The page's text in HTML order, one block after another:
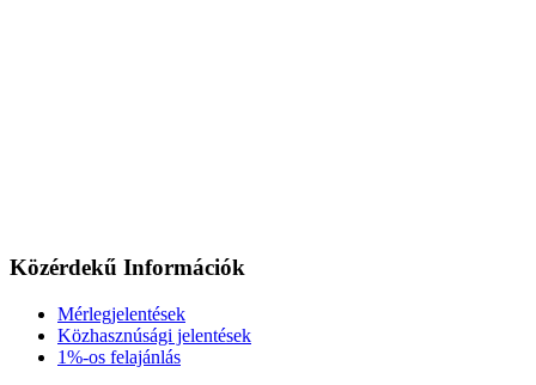
Közérdekű Információk
Mérlegjelentések
Közhasznúsági jelentések
1%-os felajánlás